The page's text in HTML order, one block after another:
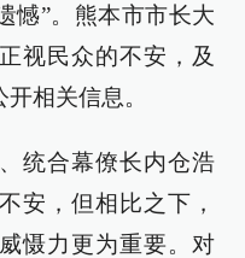
憾”。熊本市市长大
视民众的不安，及
相关信息。
统合幕僚长内仓浩
安，但相比之下，
慑力更为重要。对